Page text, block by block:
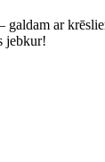
galdam ar
jebkur!